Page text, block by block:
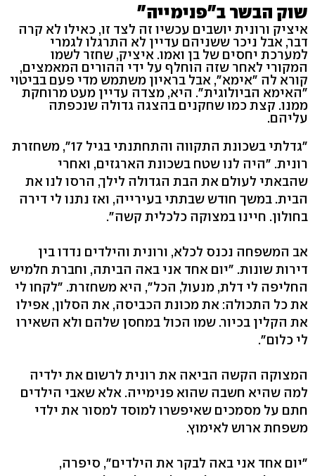
שוק הבשר ב"פנימייה"
איציק ורונית יושבים עכשיו זה לצד זו, כאילו לא קרה
דבר, אבל ניכר ששניהם עדיין לא התרגלו לגמרי
למערכת יחסים של בן ואמו. איציק, שחזר לשמו
המקורי לאחר שזה הוחלף על ידי ההורים המאמצים,
קורא לה "אימא", אבל בראיון משתמש מדי פעם בביטוי
"האימא הביולוגית". היא, מצדה עדיין מעט מרוחקת
ממנו. קצת כמו שחקנים בהצגה גדולה שנכפתה
עליהם.
"גדלתי בשכונת התקווה והתחתנתי בגיל 17", משחזרת
רונית. "היה לנו שטח בשכונת הארגזים, ואחרי
שהבאתי לעולם את הבת הגדולה לילך, הרסו לנו את
הבית. במשך חודש שבתתי בעירייה, ואז נתנו לי דירה
בחולון. חיינו במצוקה כלכלית קשה".
אב המשפחה נכנס לכלא, ורונית והילדים נדדו בין
דירות שונות. "יום אחד אני באה הביתה, וחברת חלמיש
החליפה לי דלת, מנעול, הכל", היא משחזרת. "לקחו לי
את כל התכולה: את מכונת הכביסה, את הסלון, אפילו
את הקלין בכיור. שמו הכול במחסן שלהם ולא השאירו
לי כלום".
המצוקה הקשה הביאה את רונית לרשום את ילדיה
למה שהיא חשבה שהוא פנימייה. אלא שאבי הילדים
חתם על מסמכים שאיפשרו למוסד למסור את ילדי
משפחת ארוש לאימוץ.
"יום אחד אני באה לבקר את הילדים", סיפרה,